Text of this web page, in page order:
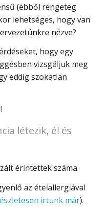
(ebből rengeteg
lehetséges, hogy van
nézve?
hogy egy
vizsgáljuk meg
eddig szokatlan
létezik, él és
érintettek száma.
az ételallergiával
irtunk már).